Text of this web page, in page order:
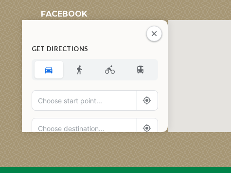
FACEBOOK
GET DIRECTIONS
Add Waypoint